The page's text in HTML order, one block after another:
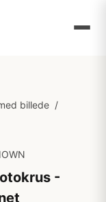
billede /
-